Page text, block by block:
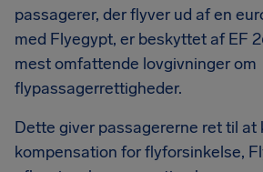
passagerer, der flyver ud af en
med Flyegypt, er beskyttet af EF
mest omfattende lovgivninger om
flypassagerrettigheder.
Dette giver passagererne ret til
kompensation for flyforsinkelse,